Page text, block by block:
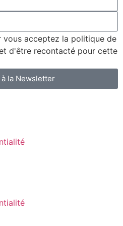
vous acceptez la politique de
d'être recontacté pour cette
la Newsletter